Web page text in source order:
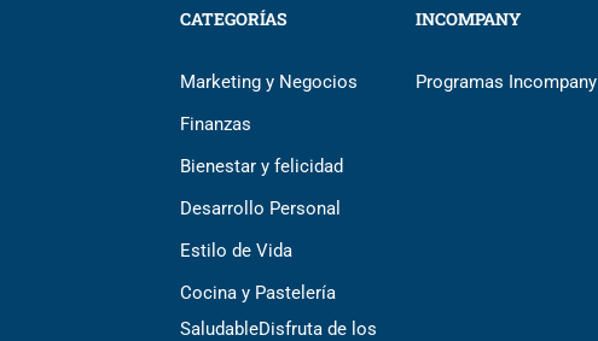
CATEGORÍAS
Marketing y Negocios
Finanzas
Bienestar y felicidad
Desarrollo Personal
Estilo de Vida
Cocina y Pastelería
SaludableDisfruta de los
INCOMPANY
Programas Incompany